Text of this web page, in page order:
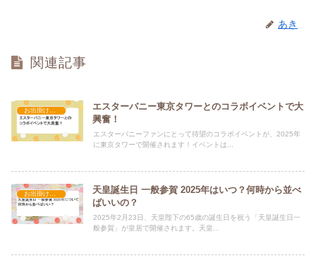
あき
関連記事
エスターバニー東京タワーとのコラボイベントで大
興奮！
エスターバニーファンにとって待望のコラボイベントが、2025年
に東京タワーで開催されます！イベントは...
天皇誕生日 一般参賀 2025年はいつ？何時から並べ
ばいいの？
2025年2月23日、天皇陛下の65歳の誕生日を祝う「天皇誕生日一
般参賀」が皇居で開催されます。天皇...